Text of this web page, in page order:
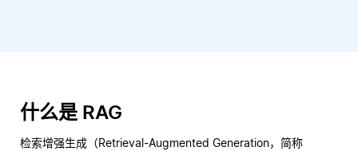
什么是 RAG
检索增强生成（Retrieval-Augmented Generation，简称